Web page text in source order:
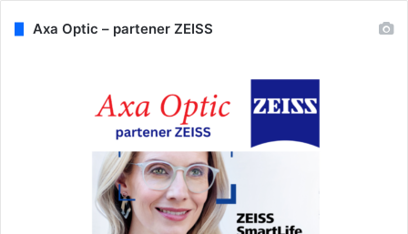
Axa Optic – partener ZEISS